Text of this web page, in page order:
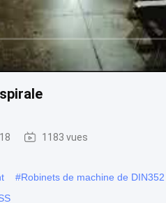
1183 vues
#Robinets de machine de